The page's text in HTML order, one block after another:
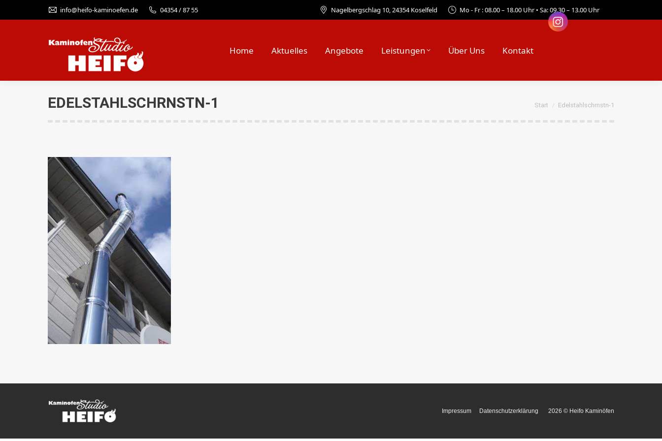
info@heifo-kaminoefen.de 04354 / 87 55 Nagelbergschlag 10, 24354 Koselfeld Mo - Fr : 08.00 – 18.00 Uhr • Sa: 09.30 – 13.00 Uhr
Home Aktuelles Angebote Leistungen Über Uns Kontakt
EDELSTAHLSCHRNSTN-1 Sie befinden sich hier:
Start Edelstahlschrnstn-1
Impressum Datenschutzerklärung 2026 © Heifo Kaminöfen